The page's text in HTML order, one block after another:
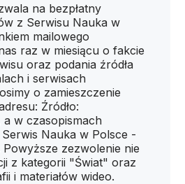
na bezpłatny
z Serwisu Nauka w
mailowego
raz w miesiącu o fakcie
oraz podania źródła
i serwisach
o zamieszczenie
Źródło:
w czasopismach
Serwis Nauka w Polsce -
zezwolenie nie
z kategorii "Świat" oraz
i materiałów wideo.